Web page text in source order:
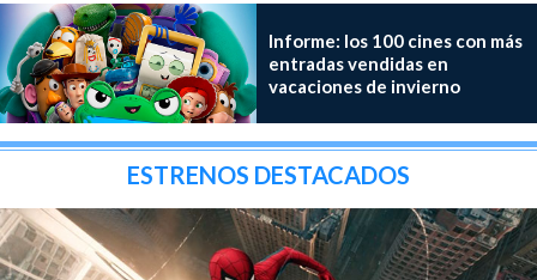
Informe: los 100 cines con más
entradas vendidas en
vacaciones de invierno
ESTRENOS DESTACADOS